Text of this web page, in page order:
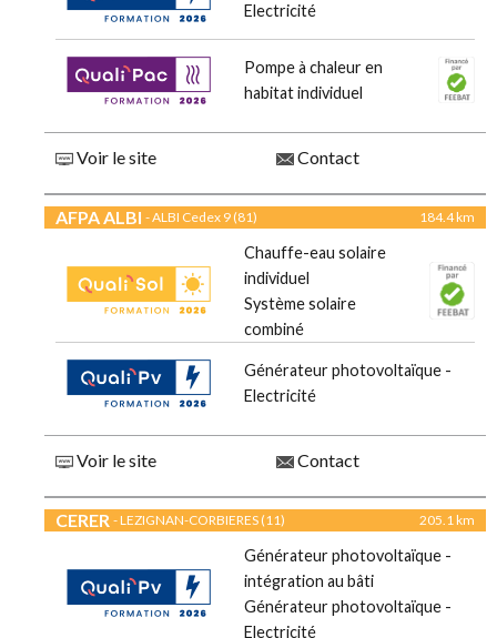
Electricité
Pompe à chaleur en
habitat individuel
Voir le site Contact
AFPA ALBI - ALBI Cedex 9 (81) 184.4 km
Chauffe-eau solaire
individuel
Système solaire
combiné
Générateur photovoltaïque -
Electricité
Voir le site Contact
CERER - LEZIGNAN-CORBIERES (11) 205.1 km
Générateur photovoltaïque -
intégration au bâti
Générateur photovoltaïque -
Electricité